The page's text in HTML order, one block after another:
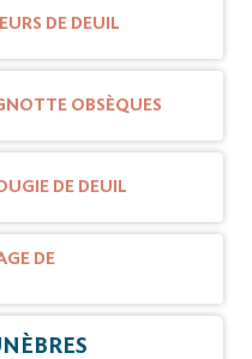
de l’Ehpad "Les
Taisey,
dévouement.
René Gilbert,
part et de
DE DEUIL
OBSÈQUES
DE DEUIL
DE